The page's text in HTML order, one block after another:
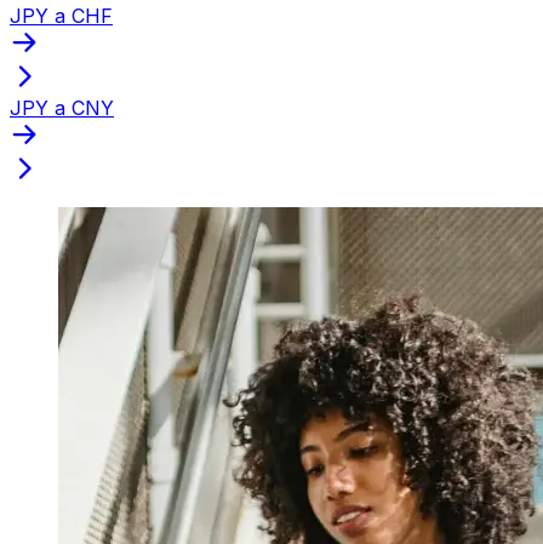
JPY a CHF
JPY a CNY